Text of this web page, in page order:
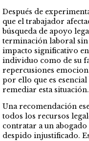
Después de
que el trabajador
búsqueda de apoyo
terminación laboral sin
impacto significativo
individuo como de su
repercusiones
por ello que es
remediar esta situación.
Una recomendación
todos los recursos
contratar a un
despido injustificado.